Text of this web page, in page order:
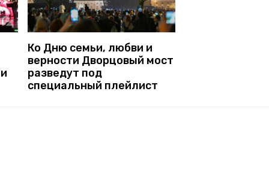
Ко Дню семьи, любви и
верности Дворцовый мост
разведут под
специальный плейлист